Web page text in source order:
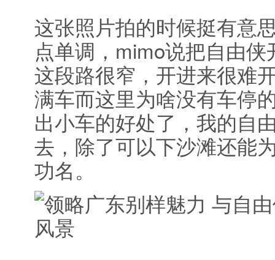
这张照片拍的时候挺有意
点单调，mimo说把自由
这段路很窄，开进来很难
满车而这里为啥没有车停
出小车的好处了，我的自
去，除了可以下沙滩还能
功名。